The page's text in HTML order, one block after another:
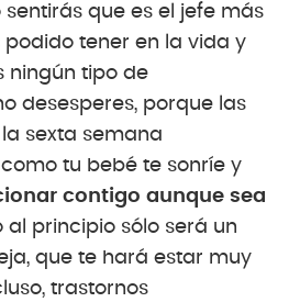
que es el jefe más
tener en la vida y
ningún tipo de
desesperes, porque las
sexta semana
tu bebé te sonríe y
contigo aunque sea
al principio sólo será un
que te hará estar muy
trastornos